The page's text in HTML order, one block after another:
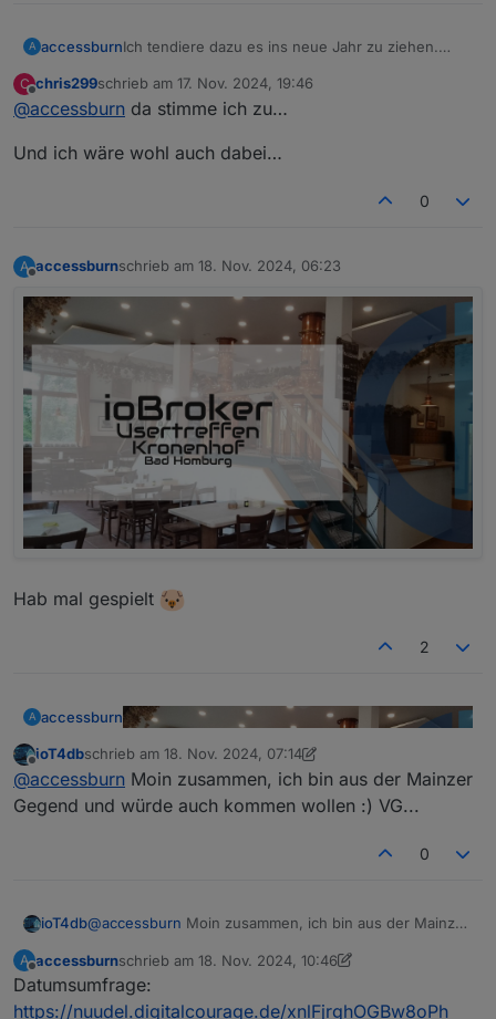
A accessburnIch tendiere dazu es ins neue Jahr zu ziehen.
dort nicht eine Weihnachtsfeier stattfindet wird
wohl schwer. Ich erstelle morgen mal eine
C chris299schrieb am 17. Nov. 2024, 19:46
zuletzt editiert von
@accessburn da stimme ich zu…
Und ich wäre wohl auch dabei…
0
A accessburnschrieb am 18. Nov. 2024, 06:23
zuletzt editiert von
Hab mal gespielt
2
A accessburn
Hab mal gespielt
ioT4dbschrieb am 18. Nov. 2024, 07:14
zuletzt editiert von ioT4db
@accessburn Moin zusammen, ich bin aus der Mainzer
Gegend und würde auch kommen wollen :) VG...
0
ioT4db@accessburn Moin zusammen, ich bin aus der Mainzer
A
Offline
accessburnschrieb am 18. Nov. 2024, 10:46
zuletzt editiert von accessburn
Datumsumfrage:
https://nuudel.digitalcourage.de/xnlFjrghOGBw8oPh